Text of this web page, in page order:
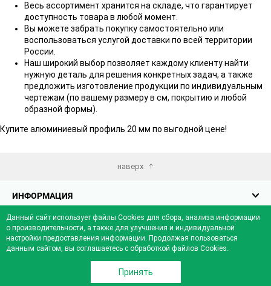
Весь ассортимент хранится на складе, что гарантирует
доступность товара в любой момент.
Вы можете забрать покупку самостоятельно или
воспользоваться услугой доставки по всей территории
России.
Наш широкий выбор позволяет каждому клиенту найти
нужную деталь для решения конкретных задач, а также
предложить изготовление продукции по индивидуальным
чертежам (по вашему размеру в см, покрытию и любой
образной формы).
Купите алюминиевый профиль 20 мм по выгодной цене!
наверх
ИНФОРМАЦИЯ
КАТАЛОГ
Данный сайт использует файлы Cookies для сбора, анализа информации
о производительности, а также для улучшения и индивидуальной
настройки предоставления информации. Продолжая пользоваться
данным сайтом, вы соглашаетесь с обработкой файлов Cookies.
Принять
0